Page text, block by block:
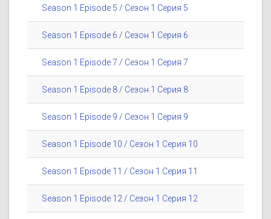
Season 1 Episode 5 / Сезон 1 Серия 5
Season 1 Episode 6 / Сезон 1 Серия 6
Season 1 Episode 7 / Сезон 1 Серия 7
Season 1 Episode 8 / Сезон 1 Серия 8
Season 1 Episode 9 / Сезон 1 Серия 9
Season 1 Episode 10 / Сезон 1 Серия 10
Season 1 Episode 11 / Сезон 1 Серия 11
Season 1 Episode 12 / Сезон 1 Серия 12